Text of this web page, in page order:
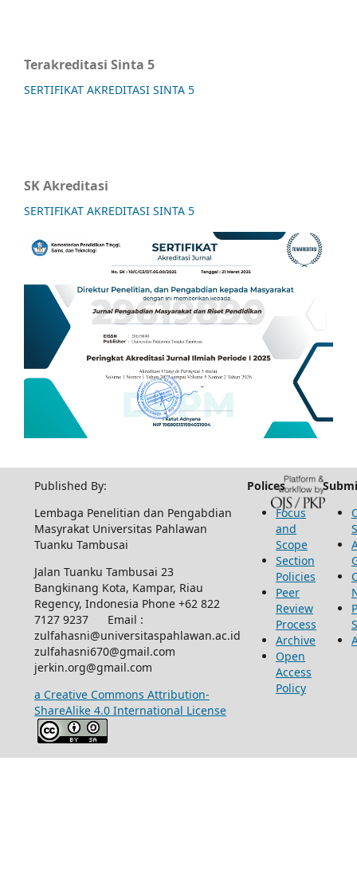
Terakreditasi Sinta 5
SERTIFIKAT AKREDITASI SINTA 5
SK Akreditasi
SERTIFIKAT AKREDITASI SINTA 5
Published By:
Lembaga Penelitian dan Pengabdian
Masyrakat Universitas Pahlawan
Tuanku Tambusai
Jalan Tuanku Tambusai 23
Bangkinang Kota, Kampar, Riau
Regency, Indonesia Phone +62 822
7127 9237 Email :
zulfahasni@universitaspahlawan.ac.id
zulfahasni670@gmail.com
jerkin.org@gmail.com
a Creative Commons Attribution-
ShareAlike 4.0 International License
Polices
Focus
and
Scope
Section
Policies
Peer
Review
Process
Archive
Open
Access
Policy